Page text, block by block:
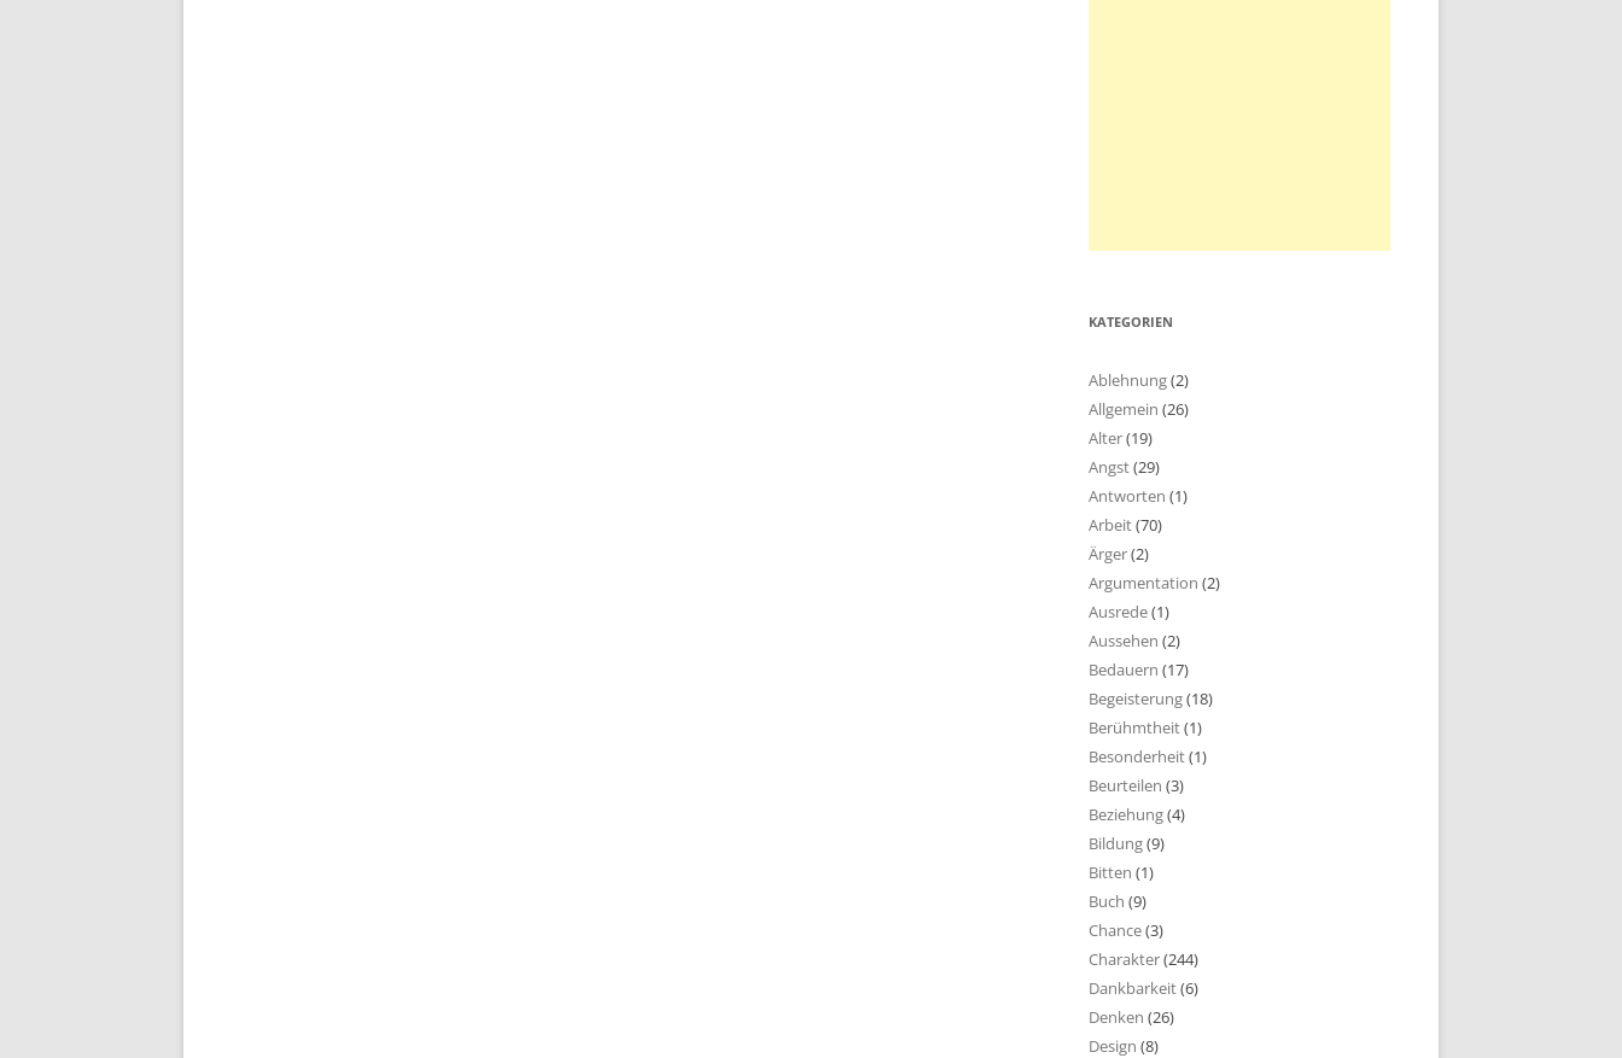
KATEGORIEN
Ablehnung(2)
Allgemein (26)
Alter(19)
Angst(29)
Antworten (1)
Arbeit(70)
Ärger(2)
Argumentation (2)
Ausrede(1)
Aussehen (2)
Bedauern (17)
Begeisterung(18)
Berühmtheit(1)
Besonderheit(1)
Beurteilen (3)
Beziehung(4)
Bildung(9)
Bitten (1)
Buch (9)
Chance(3)
Charakter(244)
Dankbarkeit(6)
Denken (26)
Design (8)